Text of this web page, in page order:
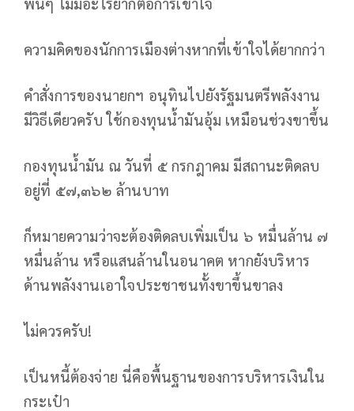
ความคิดของนักการเมืองต่างหากที่เข้าใจได้ยากกว่า
คำสั่งการของนายกฯ อนุทินไปยังรัฐมนตรีพลังงาน
มีวิธีเดียวครับ ใช้กองทุนน้ำมันอุ้ม เหมือนช่วงขาขึ้น
กองทุนน้ำมัน ณ วันที่ ๕ กรกฎาคม มีสถานะติดลบ
อยู่ที่ ๕๗,๓๖๒ ล้านบาท
ก็หมายความว่าจะต้องติดลบเพิ่มเป็น ๖ หมื่นล้าน ๗
หมื่นล้าน หรือแสนล้านในอนาคต หากยังบริหาร
ด้านพลังงานเอาใจประชาชนทั้งขาขึ้นขาลง
ไม่ควรครับ!
เป็นหนี้ต้องจ่าย นี่คือพื้นฐานของการบริหารเงินใน
กระเป๋า